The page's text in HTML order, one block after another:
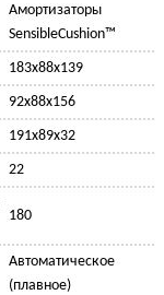
Амортизаторы
SensibleCushion™
183x88x139
92x88x156
191x89x32
22
180
Автоматическое
(плавное)